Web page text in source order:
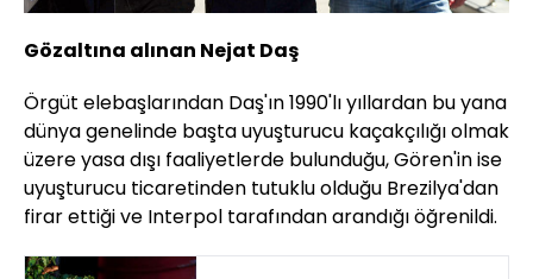
Gözaltına alınan Nejat Daş
Örgüt elebaşlarından Daş'ın 1990'lı yıllardan bu yana
dünya genelinde başta uyuşturucu kaçakçılığı olmak
üzere yasa dışı faaliyetlerde bulunduğu, Gören'in ise
uyuşturucu ticaretinden tutuklu olduğu Brezilya'dan
firar ettiği ve Interpol tarafından arandığı öğrenildi.